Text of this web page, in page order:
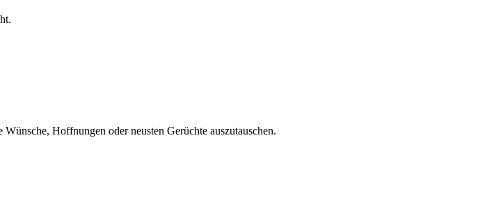
Hoffnungen oder neusten Gerüchte auszutauschen.